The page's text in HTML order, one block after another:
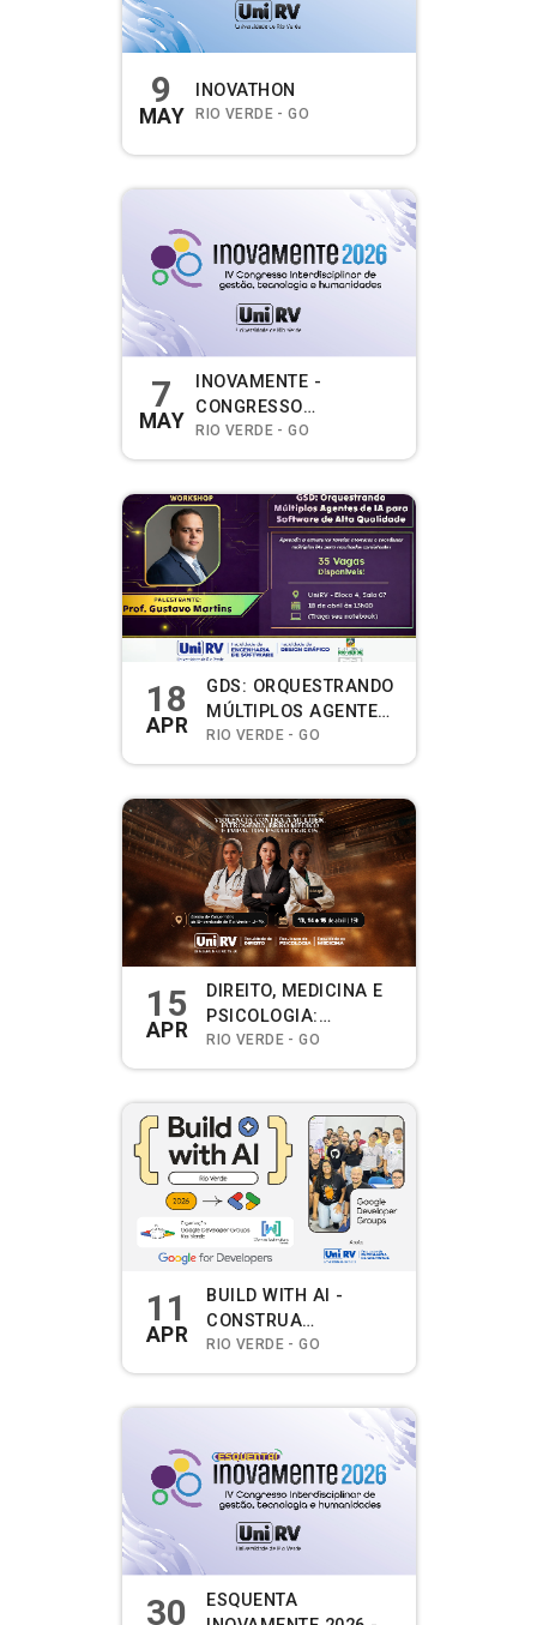
9
MAY
INOVATHON
RIO VERDE - GO
7
MAY
INOVAMENTE -
CONGRESSO
INTERDISCIPLINAR DE
GESTÃO, TECNOLOGIA
RIO VERDE - GO
18
APR
GDS: ORQUESTRANDO
MÚLTIPLOS AGENTES
DE IA PARA
SOFTWARE DE ALTA
RIO VERDE - GO
15
APR
DIREITO, MEDICINA E
PSICOLOGIA:
PERSPECTIVAS
INTERDISCIPLINARES
CONTRA A MULHER,
IATROGENIA, ERRO
MÉDICO E IMPACTOS
PSICOLÓGICOS.
RIO VERDE - GO
11
APR
BUILD WITH AI -
CONSTRUA
APLICAÇÕES REAIS
COM ANTIGRAVITY
RIO VERDE - GO
30
ESQUENTA